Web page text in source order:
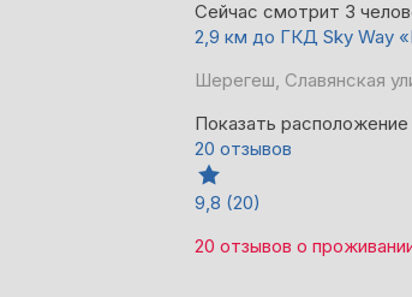
Сейчас смотрит 3
2,9 км до ГКД Sky Way
Шерегеш, Славянская
Показать расположение
20 отзывов
9,8 (20)
20 отзывов о